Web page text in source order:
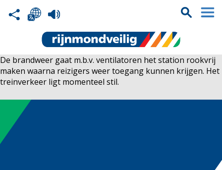
De brandweer gaat m.b.v. ventilatoren het station rookvrij
maken waarna reizigers weer toegang kunnen krijgen. Het
treinverkeer ligt momenteel stil.